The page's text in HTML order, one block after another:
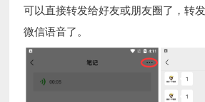
可以直接转发给好友或朋友圈了，转
微信语音了。